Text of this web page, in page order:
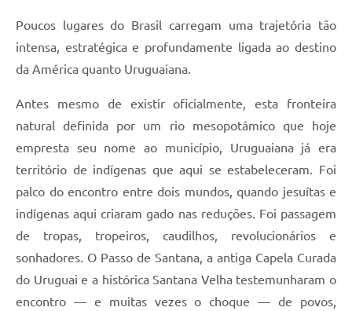
Links
Telefones Úteis
Poucos lugares do Brasil carregam uma trajetória tão
intensa, estratégica e profundamente ligada ao destino
da América quanto Uruguaiana.
Antes mesmo de existir oficialmente, esta fronteira
natural definida por um rio mesopotâmico que hoje
empresta seu nome ao município, Uruguaiana já era
território de indígenas que aqui se estabeleceram. Foi
palco do encontro entre dois mundos, quando jesuítas e
indígenas aqui criaram gado nas reduções. Foi passagem
de tropas, tropeiros, caudilhos, revolucionários e
sonhadores. O Passo de Santana, a antiga Capela Curada
do Uruguai e a histórica Santana Velha testemunharam o
encontro — e muitas vezes o choque — de povos,